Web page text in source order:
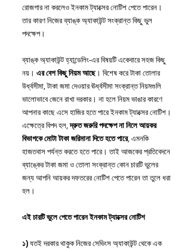
রোজগার না করলেও ইনকাম ট্যাক্সের নোটিশ পেতে পারেন।
তার কারণ নিজের ব্যাঙ্ক অ্যাকাউন্ট সংক্রান্ত কিছু ভুল
পদক্ষেপ।
ব্যাঙ্ক অ্যাকাউন্ট হ্যান্ডেলিং-এর বিষয়টি একেবারে সহজ কিছু
নয়। এর বেশ কিছু নিয়ম আছে। বিশেষ করে টাকা তোলার
উর্ধ্বসীমা, টাকা জমা দেওয়ার ঊর্ধ্বসীমা সংক্রান্ত নিয়মগুলি
ভালোভাবে জেনে রাখা দরকার। না হলে নিয়ম ভাঙার কারণে
আপনার কাছে এসে হাজির হতে পারে ইনকাম ট্যাক্সের নোটিশ।
এক্ষেত্রে বিপদ হল, দ্রুত জরুরি পদক্ষেপ না নিলে আয়কর
বিভাগকে মোটা টাকা জরিমানা দিতে হতে পারে, এমনকি
হাজতবাস পর্যন্ত করতে হতে পারে। তাই আজকের প্রতিবেদনে
ব্যাঙ্কের টাকা জমা ও তোলা সংক্রান্ত কোন চারটি ভুলের
জন্য আপনি আয়কর দফতরের নোটিশ পেতে পারেন তা তুলে ধরা
হল।
এই চারটি ভুলে পেতে পারেন ইনকাম ট্যাক্সের নোটিশ
১) যতই দরকার থাকুক নিজের সেভিংস অ্যাকাউন্ট থেকে এক